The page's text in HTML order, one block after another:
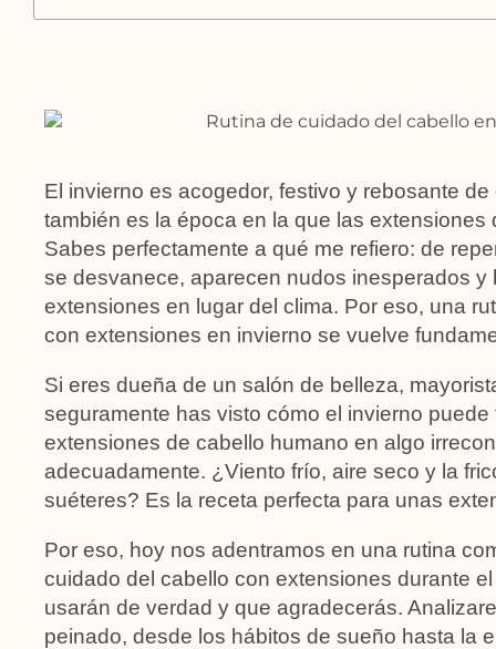
El invierno es acogedor, festivo y rebosante
también es la época en la que las
Sabes perfectamente a qué me refiero: de
se desvanece, aparecen nudos inesperados
extensiones en lugar del clima. Por eso, una
con extensiones en invierno se vuelve
Si eres dueña de un salón de belleza,
seguramente has visto cómo el invierno
extensiones de cabello humano en algo
adecuadamente. ¿Viento frío, aire seco y la
suéteres? Es la receta perfecta para unas
Por eso, hoy nos adentramos en una rutina
cuidado del cabello con extensiones durante
usarán de verdad y que agradecerás.
peinado, desde los hábitos de sueño hasta la